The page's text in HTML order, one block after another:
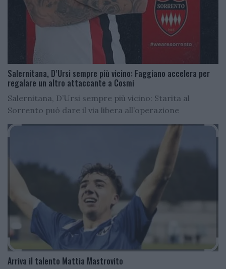
Salernitana, D’Ursi sempre più vicino: Faggiano accelera per
regalare un altro attaccante a Cosmi
Salernitana, D’Ursi sempre più vicino: Starita al
Sorrento può dare il via libera all’operazione
Arriva il talento Mattia Mastrovito